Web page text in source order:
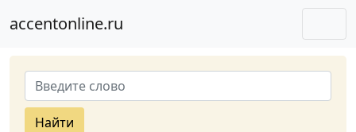
accentonline.ru
Найти